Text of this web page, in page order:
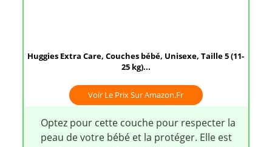
Huggies Extra Care, Couches bébé, Unisexe, Taille 5 (11-
25 kg)...
Voir Le Prix Sur Amazon.fr
Optez pour cette couche pour respecter la
peau de votre bébé et la protéger. Elle est